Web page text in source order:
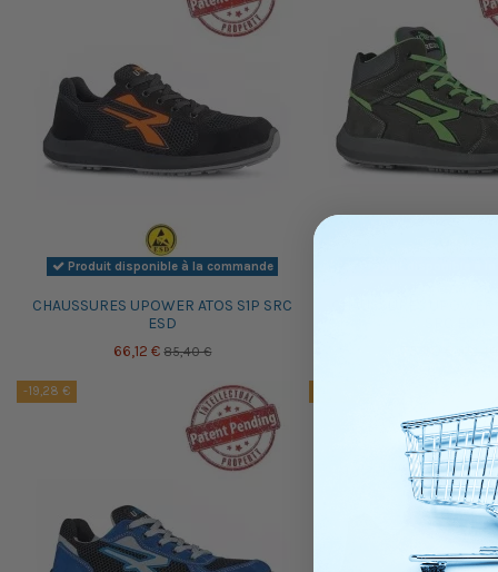
Produit disponible à la commande
CHAUSSURES UPOWER ATOS S1P SRC
ESD
66,12 €85,40 €
-19,28 €